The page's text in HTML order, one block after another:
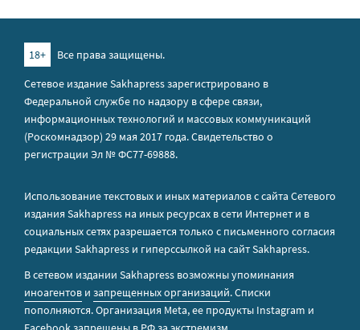
18+
Все права защищены.
Сетевое издание Sakhapress зарегистрировано в
Федеральной службе по надзору в сфере связи,
информационных технологий и массовых коммуникаций
(Роскомнадзор) 29 мая 2017 года. Свидетельство о
регистрации Эл № ФС77-69888.
Использование текстовых и иных материалов с сайта Сетевого
издания Sakhapress на иных ресурсах в сети Интернет и в
социальных сетях разрешается только с письменного согласия
редакции Sakhapress и гиперссылкой на сайт Sakhapress.
В сетевом издании Sakhapress возможны упоминания
иноагентов и запрещенных организаций. Списки
пополняются. Организация Metа, ее продукты Instagram и